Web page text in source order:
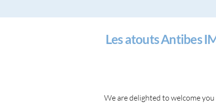
Les atouts Antibes
We are delighted to welcome